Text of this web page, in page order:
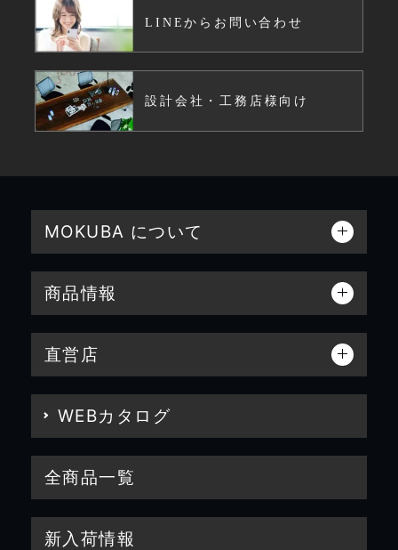
LINEからお問い合わせ
設計会社・工務店様向け
MOKUBA について
商品情報
直営店
WEBカタログ
全商品一覧
新入荷情報